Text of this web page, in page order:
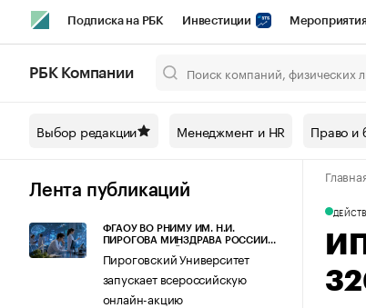
Подписка на РБК Инвестиции Мероприятия
Спецпроекты СПб Конференции СПб
Технологии и медиа Рынок
РБК Компании
Выбор редакции Менеджмент и HR Право и
Лента публикаций
ФГАОУ ВО РНИМУ ИМ. Н.И.
ПИРОГОВА МИНЗДРАВА РОССИИ
Пироговский Университет
запускает всероссийскую
онлайн-акцию